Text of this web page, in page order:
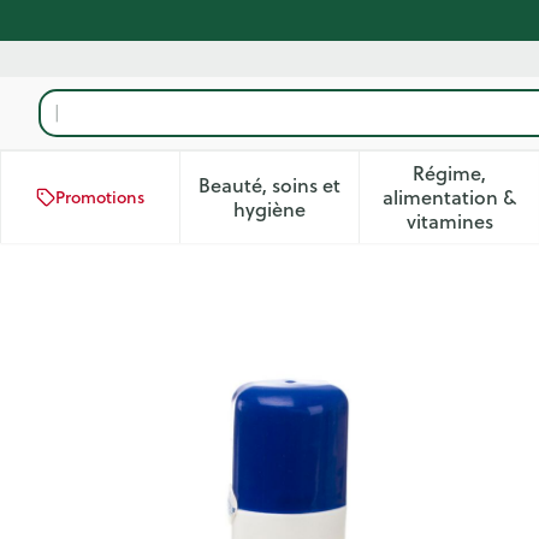
Rechercher
Promotions
Beauté, soins et
hygièneAfficher le sous-menu pour
Régime,
alimentation &
vitamines
Afficher
Burnshield Hydrogel 125ml